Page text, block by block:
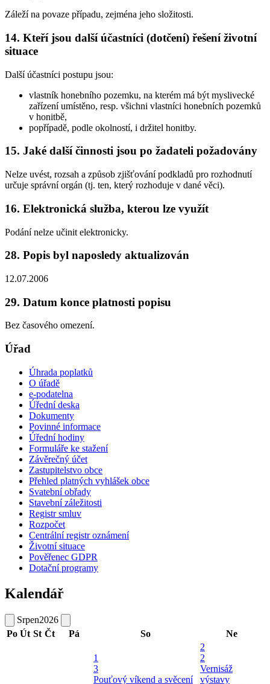
Záleží na povaze případu, zejména jeho složitosti.
14. Kteří jsou další účastníci (dotčení) řešení životní
situace
Další účastníci postupu jsou:
vlastník honebního pozemku, na kterém má být myslivecké
zařízení umístěno, resp. všichni vlastníci honebních pozemků
v honitbě,
popřípadě, podle okolností, i držitel honitby.
15. Jaké další činnosti jsou po žadateli požadovány
Nelze uvést, rozsah a způsob zjišťování podkladů pro rozhodnutí
určuje správní orgán (tj. ten, který rozhoduje v dané věci).
16. Elektronická služba, kterou lze využít
Podání nelze učinit elektronicky.
28. Popis byl naposledy aktualizován
12.07.2006
29. Datum konce platnosti popisu
Bez časového omezení.
Úřad
Úhrada poplatků
O úřadě
e-podatelna
Úřední deska
Dokumenty
Povinné informace
Úřední hodiny
Formuláře ke stažení
Závěrečný účet
Zastupitelstvo obce
Přehled platných vyhlášek obce
Svatební obřady
Stavební záležitosti
Registr smluv
Rozpočet
Centrální registr oznámení
Životní situace
Pověřenec GDPR
Dotační programy
Kalendář
Srpen2026
Po Út St Čt Pá So Ne
1
3
Pouťový víkend a svěcení
2
2
Vernisáž
výstavy